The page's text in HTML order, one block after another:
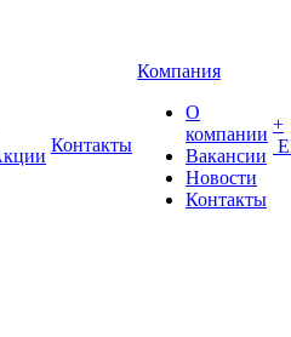
Контакты
Компания
О
компании
Вакансии
Новости
Контакты
+